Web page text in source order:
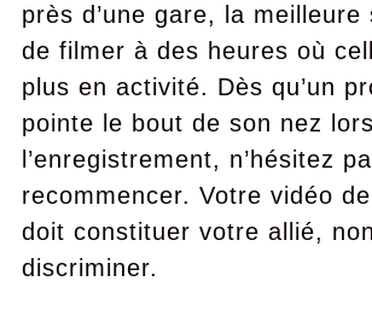
près d’une gare, la meilleure
de filmer à des heures où
plus en activité. Dès qu’un
pointe le bout de son nez
l’enregistrement, n’hésitez
recommencer. Votre vidéo
doit constituer votre allié,
discriminer.